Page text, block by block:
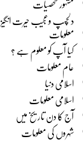
دلچسپ وعجیب حیرت انگیز
معلومات
کیا آپ کو معلوم ہے ؟
عام معلومات
اسلامی دنیا
اسلامی معلومات
آج کا دن تاریخ میں
شہروں کی معلومات